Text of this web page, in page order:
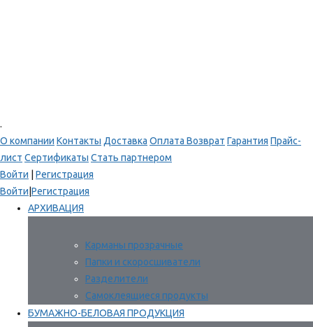
.
О компании Контакты Доставка Оплата Возврат Гарантия Прайс-
лист Сертификаты Стать партнером
Войти
Регистрация
Войти Регистрация
АРХИВАЦИЯ
Карманы прозрачные
Папки и скоросшиватели
Разделители
Самоклеящиеся продукты
БУМАЖНО-БЕЛОВАЯ ПРОДУКЦИЯ